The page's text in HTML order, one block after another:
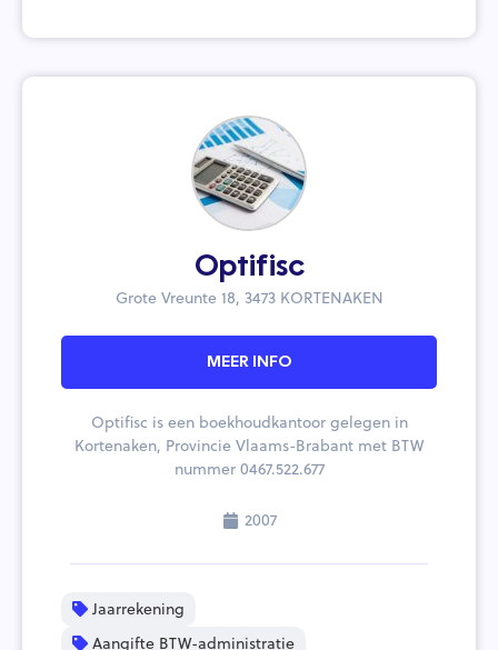
Optifisc
Grote Vreunte 18, 3473 KORTENAKEN
MEER INFO
Optifisc is een boekhoudkantoor gelegen in
Kortenaken, Provincie Vlaams-Brabant met BTW
nummer 0467.522.677
2007
Jaarrekening
Aangifte BTW-administratie